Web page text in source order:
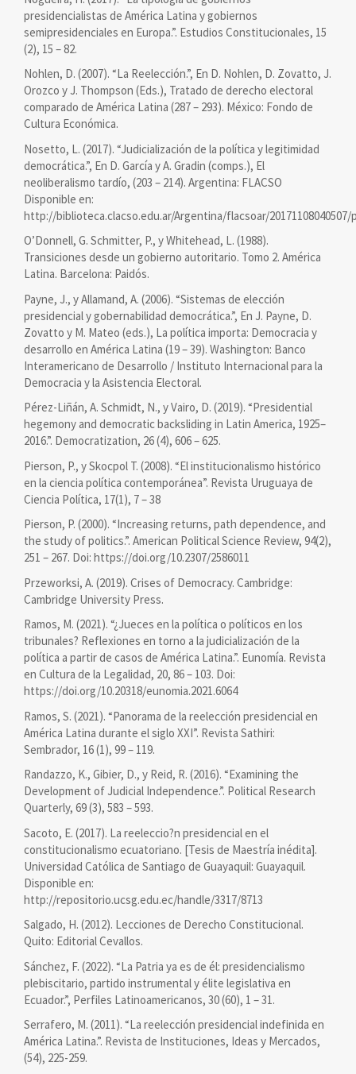
presidencialistas de América Latina y gobiernos
semipresidenciales en Europa.”. Estudios Constitucionales, 15
(2), 15 – 82.
Nohlen, D. (2007). “La Reelección.”, En D. Nohlen, D. Zovatto, J.
Orozco y J. Thompson (Eds.), Tratado de derecho electoral
comparado de América Latina (287 – 293). México: Fondo de
Cultura Económica.
Nosetto, L. (2017). “Judicialización de la política y legitimidad
democrática.”, En D. García y A. Gradin (comps.), El
neoliberalismo tardío, (203 – 214). Argentina: FLACSO
Disponible en:
http://biblioteca.clacso.edu.ar/Argentina/flacsoar/
O’Donnell, G. Schmitter, P., y Whitehead, L. (1988).
Transiciones desde un gobierno autoritario. Tomo 2. América
Latina. Barcelona: Paidós.
Payne, J., y Allamand, A. (2006). “Sistemas de elección
presidencial y gobernabilidad democrática.”, En J. Payne, D.
Zovatto y M. Mateo (eds.), La política importa: Democracia y
desarrollo en América Latina (19 – 39). Washington: Banco
Interamericano de Desarrollo / Instituto Internacional para la
Democracia y la Asistencia Electoral.
Pérez-Liñán, A. Schmidt, N., y Vairo, D. (2019). “Presidential
hegemony and democratic backsliding in Latin America, 1925–
2016.”. Democratization, 26 (4), 606 – 625.
Pierson, P., y Skocpol T. (2008). “El institucionalismo histórico
en la ciencia política contemporánea”. Revista Uruguaya de
Ciencia Política, 17(1), 7 – 38
Pierson, P. (2000). “Increasing returns, path dependence, and
the study of politics.”. American Political Science Review, 94(2),
251 – 267. Doi: https://doi.org/10.2307/2586011
Przeworksi, A. (2019). Crises of Democracy. Cambridge:
Cambridge University Press.
Ramos, M. (2021). “¿Jueces en la política o políticos en los
tribunales? Reflexiones en torno a la judicialización de la
política a partir de casos de América Latina.”. Eunomía. Revista
en Cultura de la Legalidad, 20, 86 – 103. Doi:
https://doi.org/10.20318/eunomia.2021.6064
Ramos, S. (2021). “Panorama de la reelección presidencial en
América Latina durante el siglo XXI”. Revista Sathiri:
Sembrador, 16 (1), 99 – 119.
Randazzo, K., Gibier, D., y Reid, R. (2016). “Examining the
Development of Judicial Independence.”. Political Research
Quarterly, 69 (3), 583 – 593.
Sacoto, E. (2017). La reeleccio?n presidencial en el
constitucionalismo ecuatoriano. [Tesis de Maestría inédita].
Universidad Católica de Santiago de Guayaquil: Guayaquil.
Disponible en:
http://repositorio.ucsg.edu.ec/handle/3317/8713
Salgado, H. (2012). Lecciones de Derecho Constitucional.
Quito: Editorial Cevallos.
Sánchez, F. (2022). “La Patria ya es de él: presidencialismo
plebiscitario, partido instrumental y élite legislativa en
Ecuador.”, Perfiles Latinoamericanos, 30 (60), 1 – 31.
Serrafero, M. (2011). “La reelección presidencial indefinida en
América Latina.”. Revista de Instituciones, Ideas y Mercados,
(54), 225-259.